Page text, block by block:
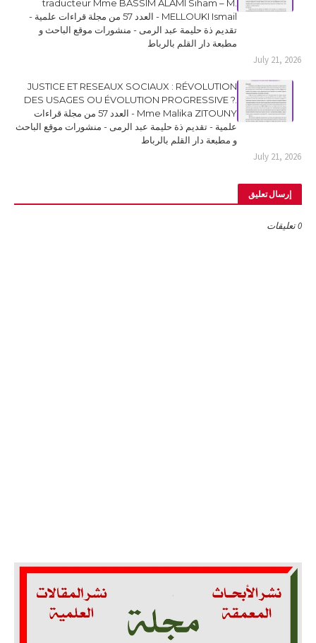
traducteur Mme BASSIM ALAMI Siham – M.
MELLOUKI Ismail - العدد 57 من مجلة قراءات علمية -
تقديم ذة حليمة عبد الرمى - منشورات موقع الباحث و
مطبعة دار القلم بالرباط
July 21, 2026
JUSTICE ET RESEAUX SOCIAUX : RÉVOLUTION
DES USAGES OU ÉVOLUTION PROGRESSIVE ?.
Mme Malika ZITOUNY - العدد 57 من مجلة قراءات
علمية - تقديم ذة حليمة عبد الرمى - منشورات موقع الباحث
و مطبعة دار القلم بالرباط
July 21, 2026
إرسال تعليق
0 تعليقات